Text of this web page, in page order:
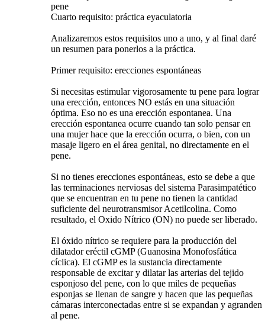
pene
Cuarto requisito: práctica eyaculatoria
Analizaremos estos requisitos uno a uno, y al final daré
un resumen para ponerlos a la práctica.
Primer requisito: erecciones espontáneas
Si necesitas estimular vigorosamente tu pene para lograr
una erección, entonces NO estás en una situación
óptima. Eso no es una erección espontanea. Una
erección espontanea ocurre cuando tan solo pensar en
una mujer hace que la erección ocurra, o bien, con un
masaje ligero en el área genital, no directamente en el
pene.
Si no tienes erecciones espontáneas, esto se debe a que
las terminaciones nerviosas del sistema Parasimpatético
que se encuentran en tu pene no tienen la cantidad
suficiente del neurotransmisor Acetilcolina. Como
resultado, el Oxido Nítrico (ON) no puede ser liberado.
El óxido nítrico se requiere para la producción del
dilatador eréctil cGMP (Guanosina Monofosfática
cíclica). El cGMP es la sustancia directamente
responsable de excitar y dilatar las arterias del tejido
esponjoso del pene, con lo que miles de pequeñas
esponjas se llenan de sangre y hacen que las pequeñas
cámaras interconectadas entre si se expandan y agranden
al pene.